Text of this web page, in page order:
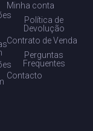
Minha conta
Política de
Devolução
Contrato de Venda
Perguntas
Frequentes
Contacto